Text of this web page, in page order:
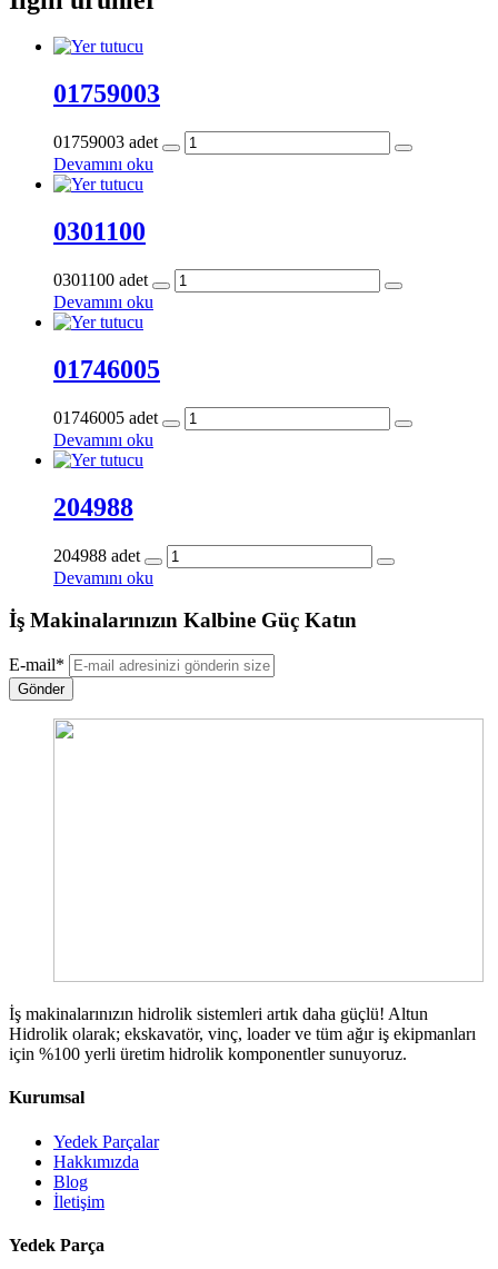
01759003
01759003 adet
Devamını oku
0301100
0301100 adet
Devamını oku
01746005
01746005 adet
Devamını oku
204988
204988 adet
Devamını oku
İş Makinalarınızın Kalbine Güç Katın
E-mail*
Gönder
İş makinalarınızın hidrolik sistemleri artık daha güçlü! Altun
Hidrolik olarak; ekskavatör, vinç, loader ve tüm ağır iş ekipmanları
için %100 yerli üretim hidrolik komponentler sunuyoruz.
Kurumsal
Yedek Parçalar
Hakkımızda
Blog
İletişim
Yedek Parça